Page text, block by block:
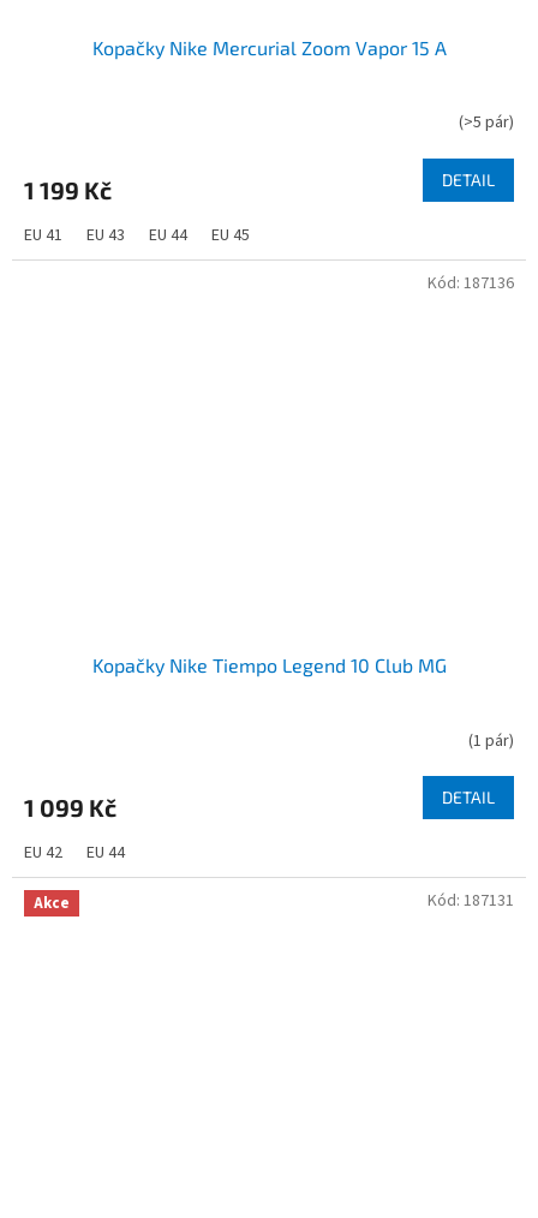
Kopačky Nike Mercurial Zoom Vapor 15 A
je
z
5
(>5 pár)
1 199 Kč DETAIL
EU 41 EU 43 EU 44 EU 45
Kopačky Nike Tiempo Legend 10 Club MG
(1 pár)
1 099 Kč DETAIL
EU 42 EU 44
Kód: 187136
Akce Kód: 187131